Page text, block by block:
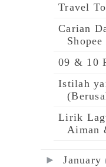
Travel
Carian
09 & 10
Istilah
Lirik
Aiman
►January